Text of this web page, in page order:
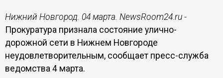
Нижний Новгород. 04 марта. NewsRoom24.ru -
Прокуратура признала состояние улично-
дорожной сети в Нижнем Новгороде
неудовлетворительным, сообщает пресс-служба
ведомства 4 марта.